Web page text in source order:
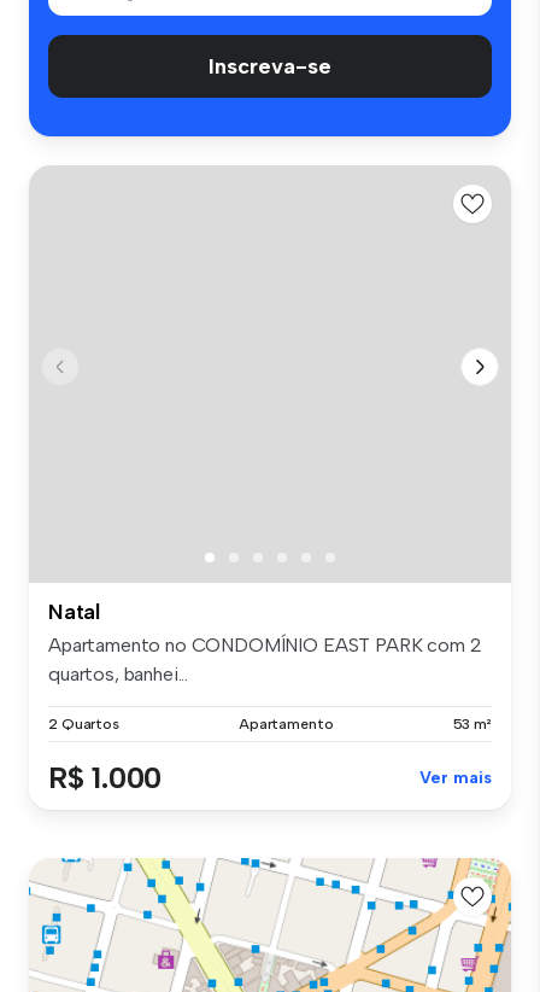
Inscreva-se
Natal
Apartamento no CONDOMÍNIO EAST PARK com 2
quartos, banhei...
2 Quartos Apartamento 53 m²
R$ 1.000 Ver mais